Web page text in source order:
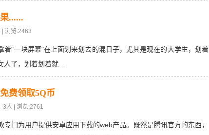
......
| 浏览:2463
着"一块屏幕"在上面划来划去的混日子，尤其是现在的大学生，划着
了，划着划着就...
费领取5Q币
3人 | 浏览:2761
门为用户提供安卓应用下载的web产品。既然是腾讯官方的东西，